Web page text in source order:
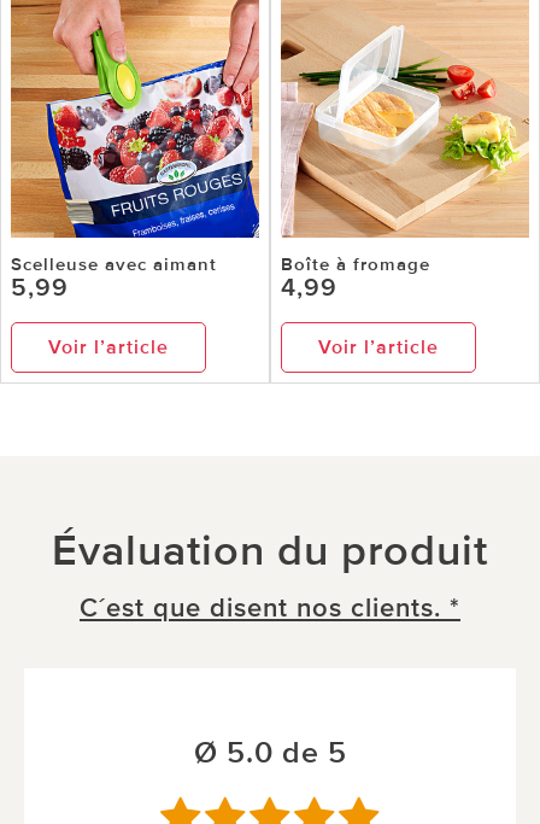
Scelleuse avec aimant
5,99
Voir l’article
Boîte à fromage
4,99
Voir l’article
Évaluation du produit
C´est que disent nos clients. *
Ø 5.0 de 5